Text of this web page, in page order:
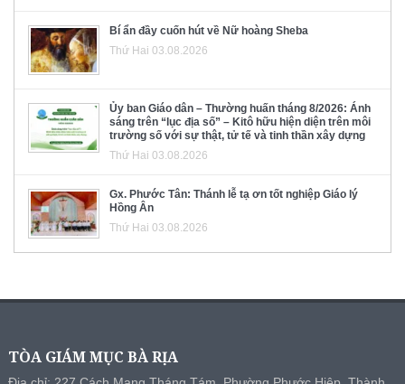
Bí ẩn đầy cuốn hút về Nữ hoàng Sheba
Thứ Hai 03.08.2026
Ủy ban Giáo dân – Thường huấn tháng 8/2026: Ánh
sáng trên “lục địa số” – Kitô hữu hiện diện trên môi
trường số với sự thật, tử tế và tinh thần xây dựng
Thứ Hai 03.08.2026
Gx. Phước Tân: Thánh lễ tạ ơn tốt nghiệp Giáo lý
Hồng Ân
Thứ Hai 03.08.2026
TÒA GIÁM MỤC BÀ RỊA